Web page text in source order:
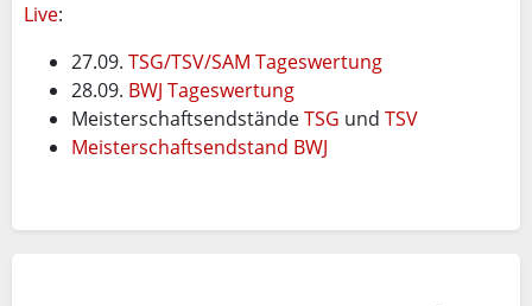
Live:
27.09. TSG/TSV/SAM Tageswertung
28.09. BWJ Tageswertung
MeisterschaftsendständeTSG und TSV
Meisterschaftsendstand BWJ